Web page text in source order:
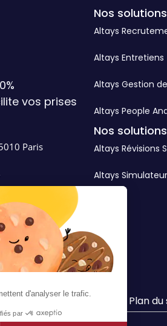
d'analyser le trafic.
par
vos prises
Paris
Nos
Altays
Altays Entretiens
Altays Gestion
Altays People
Nos
Altays Révisions
Altays
Plan du